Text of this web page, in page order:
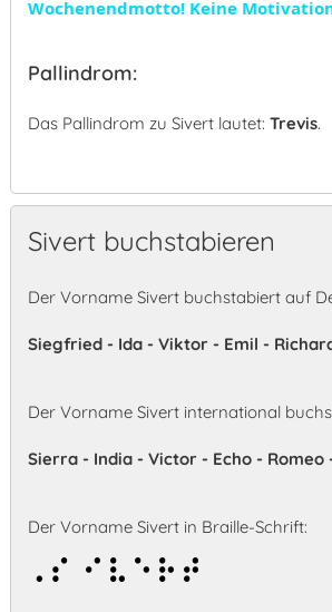
Wochenendmotto! Keine
Pallindrom:
Das Pallindrom zu Sivert lautet: Trevis.
Sivert buchstabieren
Der Vorname Sivert buchstabiert auf
Siegfried - Ida - Viktor - Emil -
Der Vorname Sivert international
Sierra - India - Victor - Echo - Romeo
Der Vorname Sivert in Braille-Schrift:
Sivert